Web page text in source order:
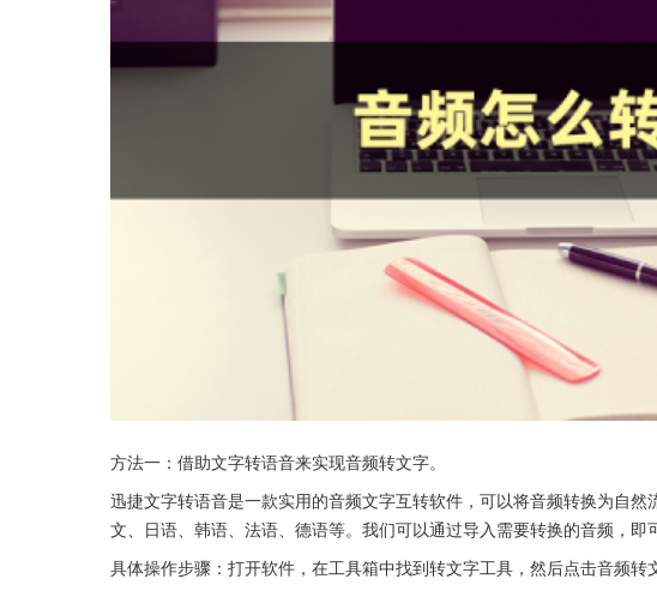
方法一：借助文字转语音来实现音频转文字。
迅捷文字转语音是一款实用的音频文字互转软件，可以将音频转换为自
文、日语、韩语、法语、德语等。我们可以通过导入需要转换的音频，即
具体操作步骤：打开软件，在工具箱中找到转文字工具，然后点击音频转